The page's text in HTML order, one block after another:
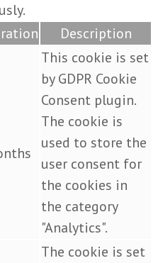
Description
This cookie is set
by GDPR Cookie
Consent plugin.
The cookie is
used to store the
user consent for
the cookies in
the category
"Analytics".
The cookie is set